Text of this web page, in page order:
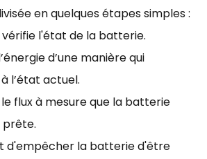
en quelques étapes simples :
vérifie l'état de la batterie.
d’une manière qui
l’état actuel.
flux à mesure que la batterie
prête.
d'empêcher la batterie d'être